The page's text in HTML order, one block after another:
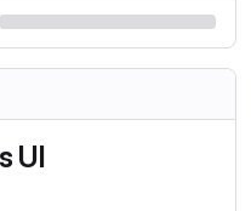
UI